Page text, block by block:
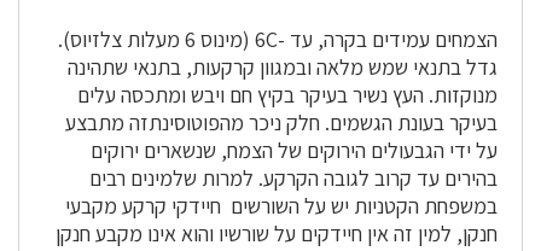
הצמחים עמידים בקרה, עד -6C (מינוס 6 מעלות צלזיוס).
גדל בתנאי שמש מלאה ובמגוון קרקעות, בתנאי שתהינה
מנוקזות. העץ נשיר בעיקר בקיץ חם ויבש ומתכסה עלים
בעיקר בעונת הגשמים. חלק ניכר מהפוטוסינתזה מתבצע
על ידי הגבעולים הירוקים של הצמח, שנשארים ירוקים
בהירים עד קרוב לגובה הקרקע. למרות שלמינים רבים
במשפחת הקטניות יש על השורשים חיידקי קרקע מקבעי
חנקן, למין זה אין חיידקים על שורשיו והוא אינו מקבע חנקן